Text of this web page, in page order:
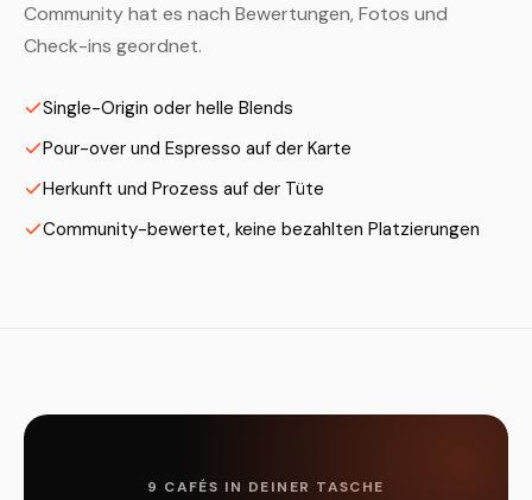
Community hat es nach Bewertungen, Fotos und
Check-ins geordnet.
Single-Origin oder helle Blends
Pour-over und Espresso auf der Karte
Herkunft und Prozess auf der Tüte
Community-bewertet, keine bezahlten Platzierungen
9 CAFÉS IN DEINER TASCHE